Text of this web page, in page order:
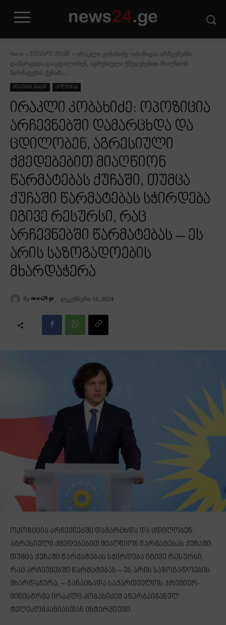
Home მთავარი ამბავი
ირაკლი კობახიძე: ოპოზიცია არჩევნებში
დამარცხდა და ცდილობენ, აგრესიული ქმედებებით მიაღწიონ
წარმატებას ქუჩაში,...
მთავარი ამბავი პოლიტიკა
ირაკლი კობახიძე: ოპოზიცია
არჩევნებში დამარცხდა და
ცდილობენ, აგრესიული
ქმედებებით მიაღწიონ
წარმატებას ქუჩაში, თუმცა
ქუჩაში წარმატებას სჭირდება
იგივე რესურსი, რაც
არჩევნებში წარმატებას – ეს
არის საზოგადოების
მხარდაჭერა
By news24.ge დეკემბერი 13, 2024
ოპოზიცია არჩევნებში დამარცხდა და ცდილობენ,
აგრესიული ქმედებებით მიაღწიონ წარმატებას ქუჩაში,
თუმცა ქუჩაში წარმატებას სჭირდება იგივე რესურსი,
რაც არჩევნებში წარმატებას – ეს არის საზოგადოების
მხარდაჭერა, – განაცხადა საქართველოს პრემიერ-
მინისტრმა ირაკლი კობახიძემ აზერბაიჯანულ
ტელეკომპანიასთან ინტერვიუში.